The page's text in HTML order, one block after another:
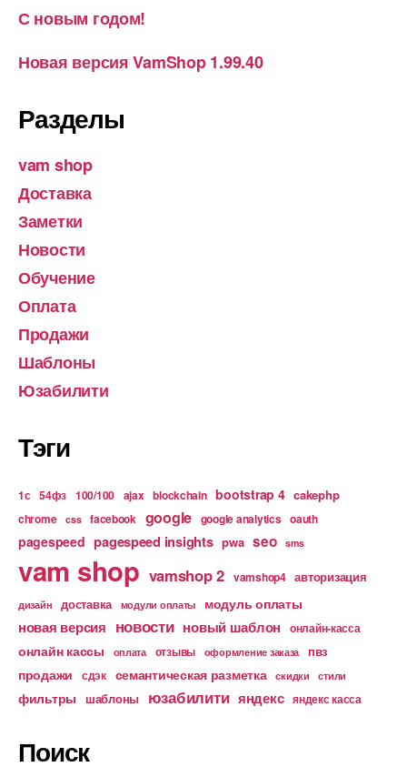
С новым годом!
Новая версия VamShop 1.99.40
Разделы
vam shop
Доставка
Заметки
Новости
Обучение
Оплата
Продажи
Шаблоны
Юзабилити
Тэги
1с 54фз 100/100 ajax blockchain bootstrap 4 cakephp
chrome css facebook google google analytics oauth
pagespeed pagespeed insights pwa seo sms
vam shop vamshop 2 vamshop4 авторизация
дизайн доставка модули оплаты модуль оплаты
новая версия новости новый шаблон онлайн-касса
онлайн кассы оплата отзывы оформление заказа пвз
продажи сдэк семантическая разметка скидки стили
фильтры шаблоны юзабилити яндекс яндекс касса
Поиск